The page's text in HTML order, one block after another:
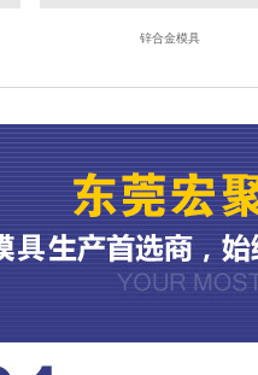
锌合金模具